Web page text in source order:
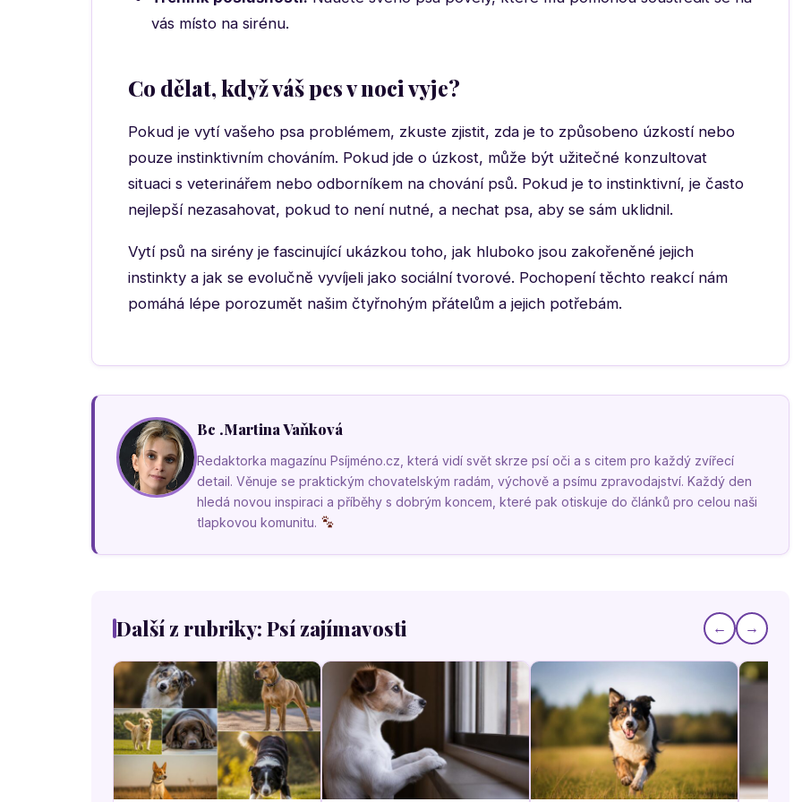
vás místo na sirénu.
Co dělat, když váš pes v noci vyje?
Pokud je vytí vašeho psa problémem, zkuste zjistit, zda je to způsobeno úzkostí nebo
pouze instinktivním chováním. Pokud jde o úzkost, může být užitečné konzultovat
situaci s veterinářem nebo odborníkem na chování psů. Pokud je to instinktivní, je často
nejlepší nezasahovat, pokud to není nutné, a nechat psa, aby se sám uklidnil.
Vytí psů na sirény je fascinující ukázkou toho, jak hluboko jsou zakořeněné jejich
instinkty a jak se evolučně vyvíjeli jako sociální tvorové. Pochopení těchto reakcí nám
pomáhá lépe porozumět našim čtyřnohým přátelům a jejich potřebám.
Bc .Martina Vaňková
Redaktorka magazínu Psíjméno.cz, která vidí svět skrze psí oči a s citem pro každý zvířecí
detail. Věnuje se praktickým chovatelským radám, výchově a psímu zpravodajství. Každý den
hledá novou inspiraci a příběhy s dobrým koncem, které pak otiskuje do článků pro celou naši
tlapkovou komunitu.
Další z rubriky: Psí zajímavosti ← →